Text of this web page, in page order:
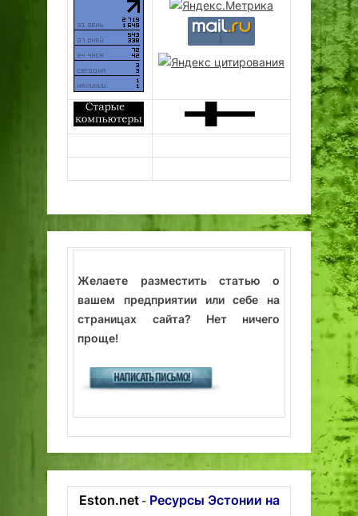
Желаете разместить статью о
вашем предприятии или себе на
страницах сайта? Нет ничего
проще!
Eston.net- Ресурсы Эстонии на